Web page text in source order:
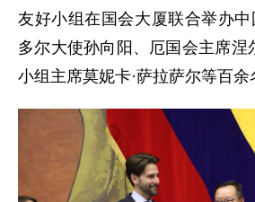
友好小组在国会大厦联合举办
多尔大使孙向阳、厄国会主席涅
小组主席莫妮卡·萨拉萨尔等百余